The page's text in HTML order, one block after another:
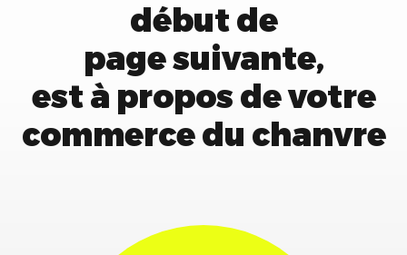
début de
page suivante,
est à propos de votre
commerce du chanvre